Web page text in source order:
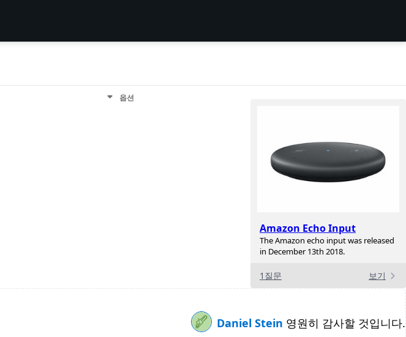
Amazon Echo Input
The Amazon echo input was released
in December 13th 2018.
1질문 보기
옵션
Daniel Stein 영원히 감사할 것입니다.